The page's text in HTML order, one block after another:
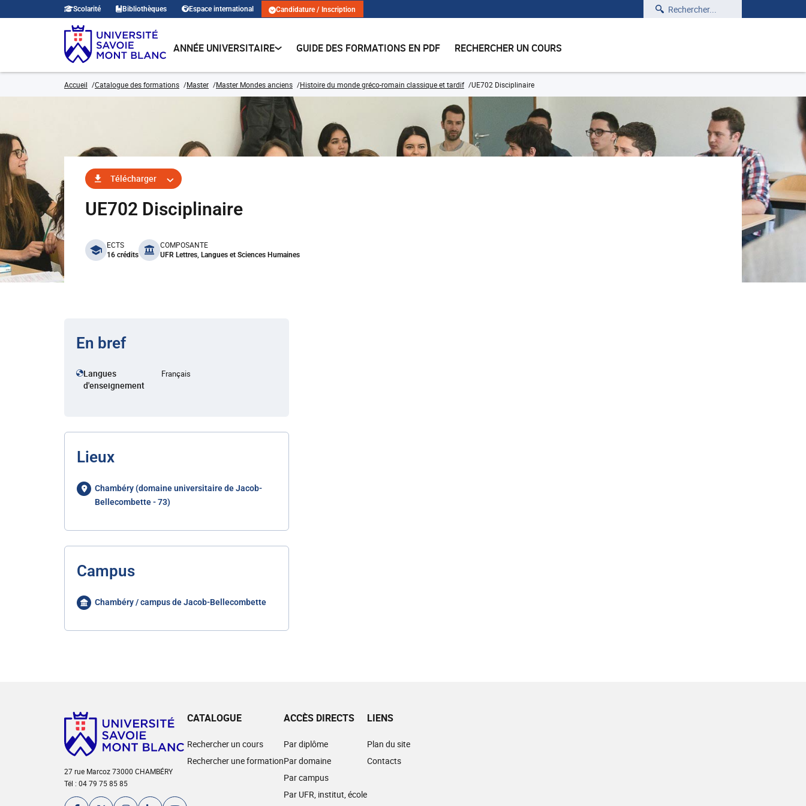
Scolarité Bibliothèques Espace international Candidature / Inscription Rechercher
ANNÉE UNIVERSITAIRE GUIDE DES FORMATIONS EN PDF RECHERCHER UN COURS
Accueil Catalogue des formations Master Master Mondes anciens Histoire du monde gréco-romain classique et tardif UE702 Disciplinaire
Télécharger
UE702 Disciplinaire
benefits
ECTS
16 crédits
COMPOSANTE
UFR Lettres, Langues et Sciences Humaines
En bref
Langues
d'enseignement
Français
Lieux
Chambéry (domaine universitaire de Jacob-
Bellecombette - 73)
Campus
Chambéry / campus de Jacob-Bellecombette
27 rue Marcoz 73000 CHAMBÉRY
Tél : 04 79 75 85 85
CATALOGUE
Rechercher un cours
Rechercher une formation
ACCÈS DIRECTS
Par diplôme
Par domaine
Par campus
Par UFR, institut, école
LIENS
Plan du site
Contacts